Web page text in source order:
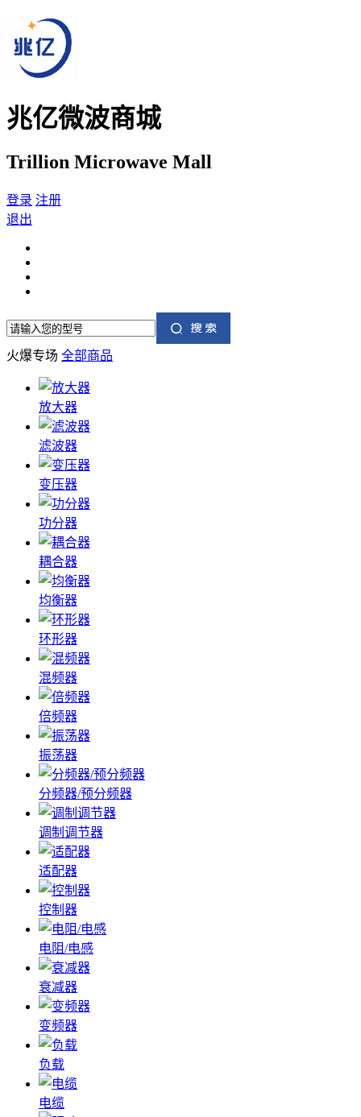
兆亿微波商城
Trillion Microwave Mall
登录 注册
退出
火爆专场 全部商品
放大器
滤波器
变压器
功分器
耦合器
均衡器
环形器
混频器
倍频器
振荡器
分频器/预分频器
调制调节器
适配器
控制器
电阻/电感
衰减器
变频器
负载
电缆